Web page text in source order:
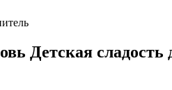
Детская сладость